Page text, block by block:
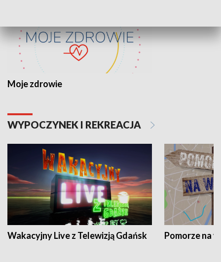
Moje zdrowie
WYPOCZYNEK I REKREACJA
Wakacyjny Live z Telewizją Gdańsk Pomorze na